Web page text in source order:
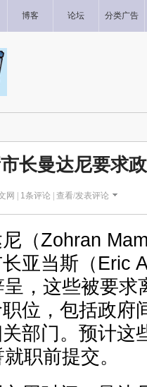
博客 论坛 分类广告
长曼达尼要求
网 | 1条评论 | 查看/发表评论
（Zohran
亚当斯（Eric
，这些被要求
位，包括政府
部门。预计这
职前提交。